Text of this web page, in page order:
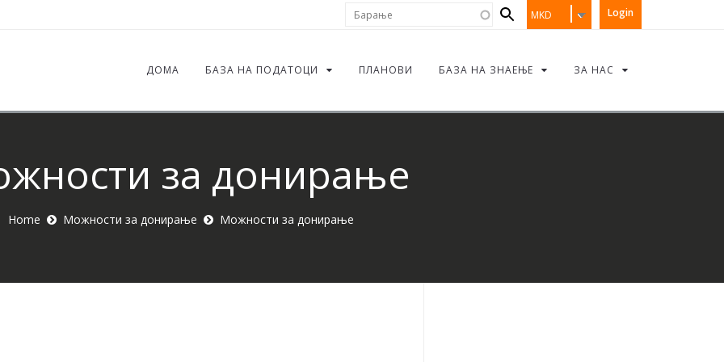
Login
MKD
Search
form
ДОМА БАЗА НА ПОДАТОЦИ ПЛАНОВИ БАЗА НА ЗНАЕЊЕ ЗА НАС
за донирање
Home Можности за донирање Можности за донирање